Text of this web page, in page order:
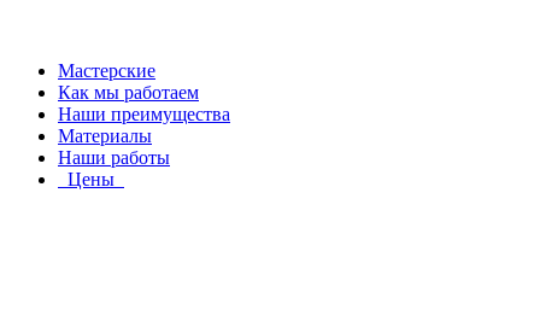
Мастерские
Как мы работаем
Наши преимущества
Материалы
Наши работы
Цены